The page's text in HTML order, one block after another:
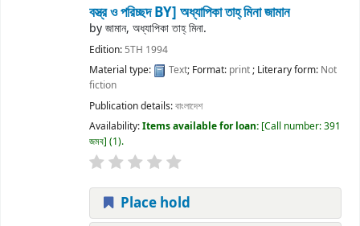
বস্ত্র ও পরিচ্ছদBY] অধ্যাপিকা তাহ্ মিনা জামান
byজামান, অধ্যাপিকা তাহ্ মিনা.
Edition: 5TH 1994
Material type:
Text; Format: print; Literary form: Not
fiction
Publication details:বাংলাদেশ
Availability:Items available for loan: Call number:391
জমব (1).
Place hold